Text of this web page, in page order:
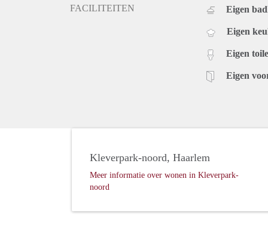
FACILITEITEN Eigen
Eigen
Eigen
Eigen
Kleverpark-noord, Haarlem
Meer informatie over wonen in Kleverpark-
noord